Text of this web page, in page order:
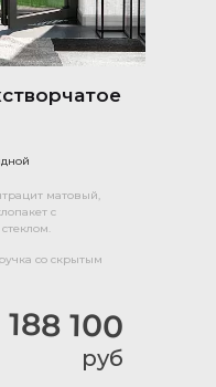
188 100
руб
матовый,
с
со скрытым